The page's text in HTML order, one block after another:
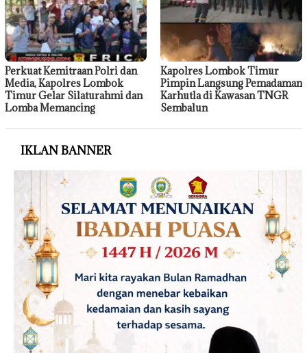
Perkuat Kemitraan Polri dan
Media, Kapolres Lombok
Timur Gelar Silaturahmi dan
Lomba Memancing
Kapolres Lombok Timur
Pimpin Langsung Pemadaman
Karhutla di Kawasan TNGR
Sembalun
IKLAN BANNER